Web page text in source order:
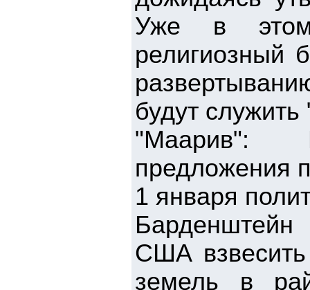
Уже в этом
религиозный
будут
"Маарив":
предложения
1 января
США взвесить
земель в